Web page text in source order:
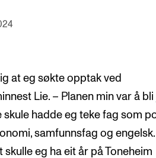
at eg søkte opptak ved
Lie. – Planen min var å bli
hadde eg teke fag som
samfunnsfag og
eg ha eit år på Toneheim